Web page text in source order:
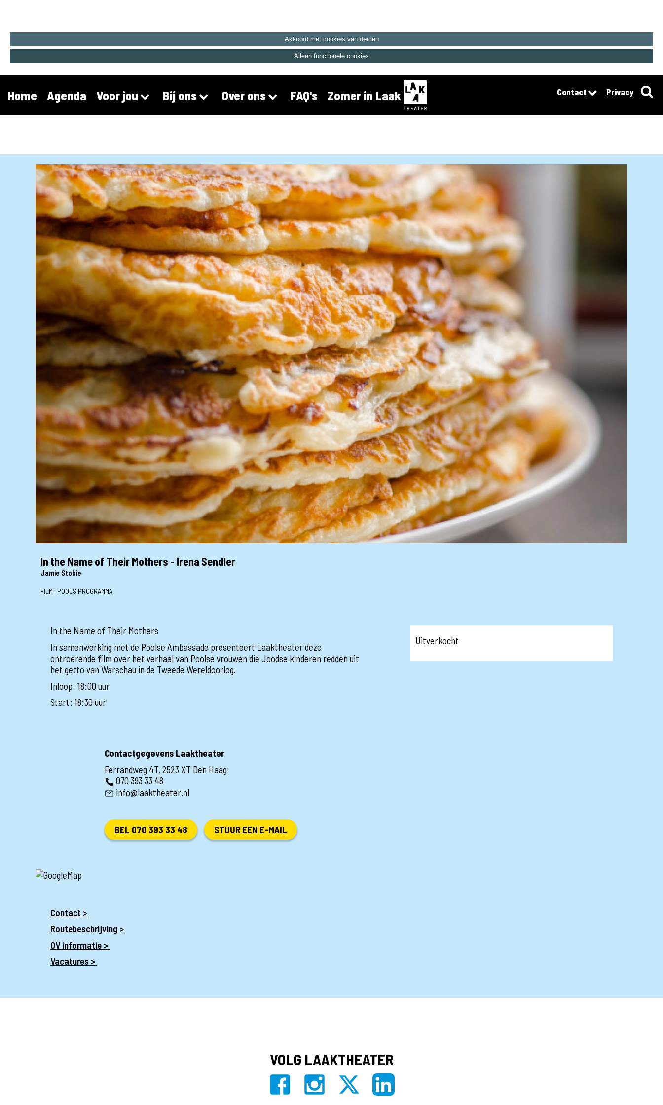
Akkoord met cookies van derden
Alleen functionele cookies
Home Agenda Voor jou Bij ons Over ons FAQ's Zomer in Laak Contact Privacy
In the Name of Their Mothers - Irena Sendler
Jamie Stobie
FILM | POOLS PROGRAMMA
In the Name of Their Mothers
In samenwerking met de Poolse Ambassade presenteert Laaktheater deze
ontroerende film over het verhaal van Poolse vrouwen die Joodse kinderen redden uit
het getto van Warschau in de Tweede Wereldoorlog.
Inloop: 18:00 uur
Start: 18:30 uur
Uitverkocht
Contactgegevens Laaktheater
Ferrandweg 4T, 2523 XT Den Haag
070 393 33 48
info@laaktheater.nl
BEL 070 393 33 48 STUUR EEN E-MAIL
Contact >
Routebeschrijving >
OV informatie >
Vacatures >
VOLG LAAKTHEATER